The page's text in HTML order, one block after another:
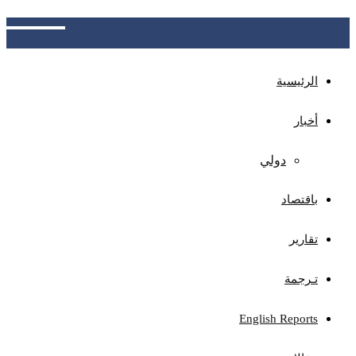
الرئيسية
أخبار
دولي
باقتصاد
تقارير
تـرجمة
English Reports